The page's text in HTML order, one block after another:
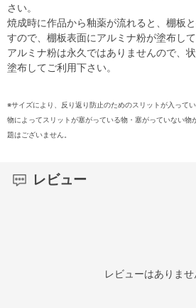
さい。
焼成時に作品から釉薬が流れると、棚板
すので、棚板表面にアルミナ粉が塗布して
アルミナ粉は永久ではありませんので、
塗布してご利用下さい。
※サイズにより、反り返り防止のためのスリットが入ってい
物によってスリットが塞がっている物・塞がっていない物
題はございません。
レビュー
レビューはありませ